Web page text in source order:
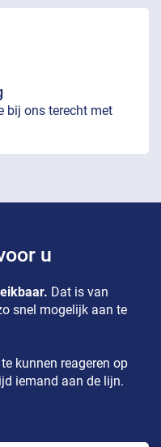
bij ons terecht met
u
Dat is van
snel mogelijk aan te
kunnen reageren op
iemand aan de lijn.